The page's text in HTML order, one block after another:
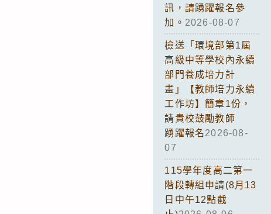
訊，請踴躍報名參
加。 2026-08-07
檢送「環境部第1屆
高級中等學校內永續
部門養成培力計
畫」【教師培力永續
工作坊】簡章1份，
請貴校鼓勵教師
踴躍報名2026-08-
07
115學年度高二第一
階段轉組申請(8月13
日中午12點截